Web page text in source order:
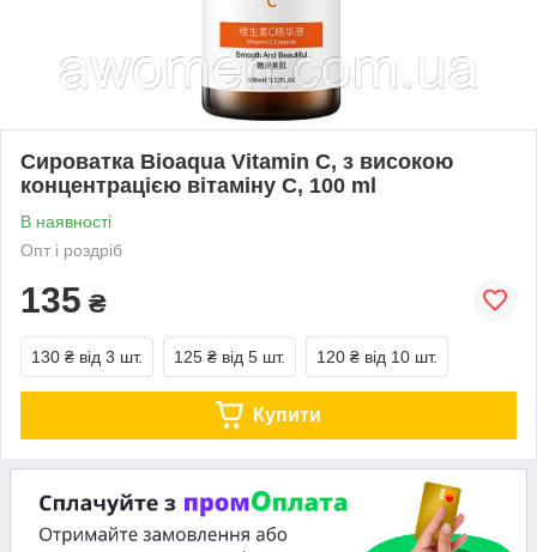
Сироватка Bioaqua Vitamin C, з високою
концентрацією вітаміну C, 100 ml
В наявності
Опт і роздріб
135 ₴
130 ₴ від 3 шт. 125 ₴ від 5 шт. 120 ₴ від 10 шт.
Купити